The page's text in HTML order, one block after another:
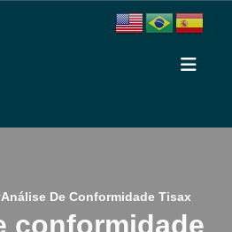
Análise De Conformidade Tisax